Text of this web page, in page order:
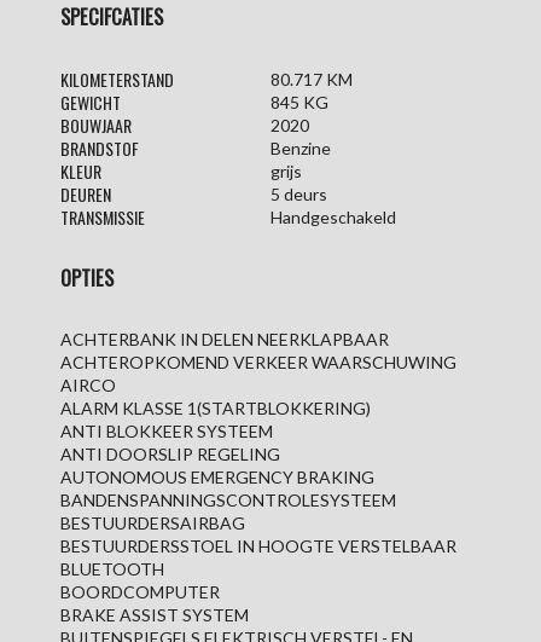
SPECIFCATIES
KILOMETERSTAND
GEWICHT
BOUWJAAR
BRANDSTOF
KLEUR
DEUREN
TRANSMISSIE
80.717 KM
845 KG
2020
Benzine
grijs
5 deurs
Handgeschakeld
OPTIES
ACHTERBANK IN DELEN NEERKLAPBAAR
ACHTEROPKOMEND VERKEER WAARSCHUWING
AIRCO
ALARM KLASSE 1(STARTBLOKKERING)
ANTI BLOKKEER SYSTEEM
ANTI DOORSLIP REGELING
AUTONOMOUS EMERGENCY BRAKING
BANDENSPANNINGSCONTROLESYSTEEM
BESTUURDERSAIRBAG
BESTUURDERSSTOEL IN HOOGTE VERSTELBAAR
BLUETOOTH
BOORDCOMPUTER
BRAKE ASSIST SYSTEM